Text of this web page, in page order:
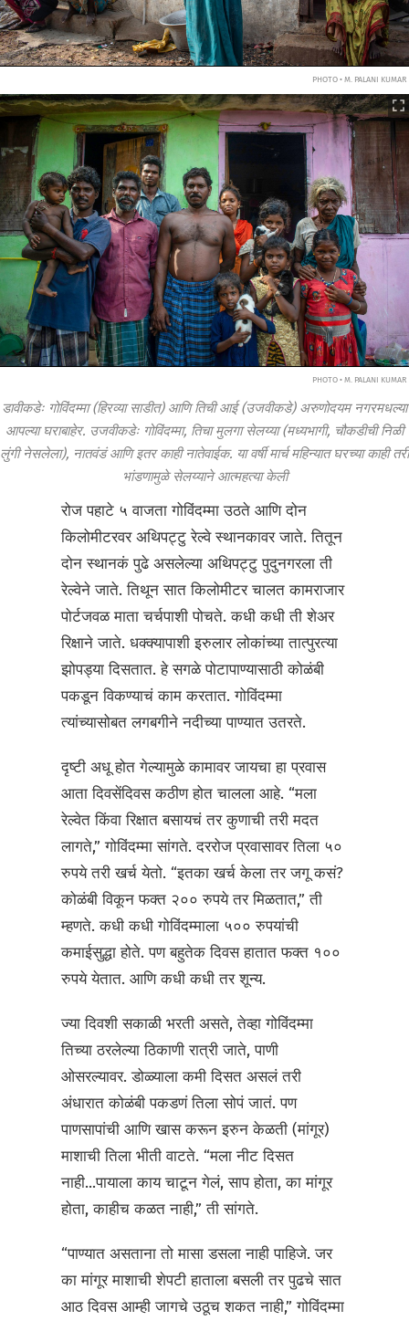
PHOTO • M. PALANI KUMAR
PHOTO • M. PALANI KUMAR
डावीकडेः गोविंदम्मा (हिरव्या साडीत) आणि तिची आई (उजवीकडे) अरुणोदयम नगरमधल्या
आपल्या घराबाहेर. उजवीकडेः गोविंदम्मा, तिचा मुलगा सेलय्या (मध्यभागी, चौकडीची निळी
लुंगी नेसलेला), नातवंडं आणि इतर काही नातेवाईक. या वर्षी मार्च महिन्यात घरच्या काही तरी
भांडणामुळे सेलय्याने आत्महत्या केली
रोज पहाटे ५ वाजता गोविंदम्मा उठते आणि दोन
किलोमीटरवर अथिपट्टु रेल्वे स्थानकावर जाते. तितून
दोन स्थानकं पुढे असलेल्या अथिपट्टु पुदुनगरला ती
रेल्वेने जाते. तिथून सात किलोमीटर चालत कामराजार
पोर्टजवळ माता चर्चपाशी पोचते. कधी कधी ती शेअर
रिक्षाने जाते. धक्क्यापाशी इरुलार लोकांच्या तात्पुरत्या
झोपड्या दिसतात. हे सगळे पोटापाण्यासाठी कोळंबी
पकडून विकण्याचं काम करतात. गोविंदम्मा
त्यांच्यासोबत लगबगीने नदीच्या पाण्यात उतरते.
दृष्टी अधू होत गेल्यामुळे कामावर जायचा हा प्रवास
आता दिवसेंदिवस कठीण होत चालला आहे. “मला
रेल्वेत किंवा रिक्षात बसायचं तर कुणाची तरी मदत
लागते,” गोविंदम्मा सांगते. दररोज प्रवासावर तिला ५०
रुपये तरी खर्च येतो. “इतका खर्च केला तर जगू कसं?
कोळंबी विकून फक्त २०० रुपये तर मिळतात,” ती
म्हणते. कधी कधी गोविंदम्माला ५०० रुपयांची
कमाईसुद्धा होते. पण बहुतेक दिवस हातात फक्त १००
रुपये येतात. आणि कधी कधी तर शून्य.
ज्या दिवशी सकाळी भरती असते, तेव्हा गोविंदम्मा
तिच्या ठरलेल्या ठिकाणी रात्री जाते, पाणी
ओसरल्यावर. डोळ्याला कमी दिसत असलं तरी
अंधारात कोळंबी पकडणं तिला सोपं जातं. पण
पाणसापांची आणि खास करून इरुन केळती (मांगूर)
माशाची तिला भीती वाटते. “मला नीट दिसत
नाही...पायाला काय चाटून गेलं, साप होता, का मांगूर
होता, काहीच कळत नाही,” ती सांगते.
“पाण्यात असताना तो मासा डसला नाही पाहिजे. जर
का मांगूर माशाची शेपटी हाताला बसली तर पुढचे सात
आठ दिवस आम्ही जागचे उठूच शकत नाही,” गोविंदम्मा